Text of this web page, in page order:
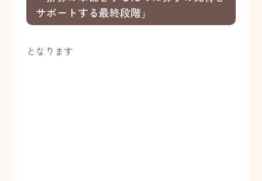
サポートする最終段階」
となります